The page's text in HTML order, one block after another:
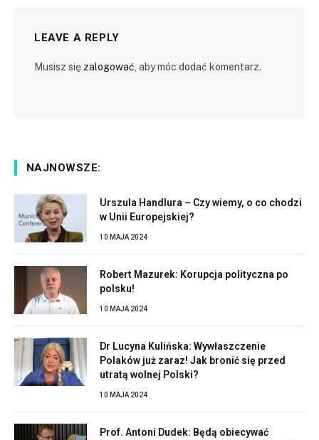
LEAVE A REPLY
Musisz się zalogować, aby móc dodać komentarz.
NAJNOWSZE:
Urszula Handlura – Czy wiemy, o co chodzi
w Unii Europejskiej?
10 MAJA 2024
Robert Mazurek: Korupcja polityczna po
polsku!
10 MAJA 2024
Dr Lucyna Kulińska: Wywłaszczenie
Polaków już zaraz! Jak bronić się przed
utratą wolnej Polski?
10 MAJA 2024
Prof. Antoni Dudek: Będą obiecywać